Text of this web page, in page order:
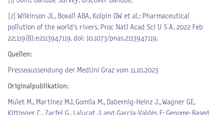
[2] Wilkinson JL, Boxall ABA, Kolpin DW et al.: Pharmaceutical
pollution of the world's rivers. Proc Natl Acad Sci U S A. 2022 Feb
22;119(8):e2113947119. doi: 10.1073/pnas.2113947119.
Quellen:
Presseaussendung der MedUni Graz vom 11.10.2023
Originalpublikation:
Mulet M., Martínez MJ, Gomila M., Dabernig-Heinz J., Wagner GE,
Kittinger C., Zarfel G., Lalucat J. and García-Valdés E: Genome-Based